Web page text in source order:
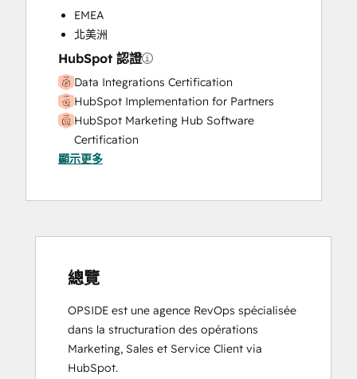
Sales Enablement
Search Engine Optimization
Social Media
EMEA
北美洲
HubSpot 認證
Data Integrations Certification
HubSpot Implementation for Partners
HubSpot Marketing Hub Software
Certification
HubSpot Sales Hub Software
HubSpot Solutions Partner
Revenue Operations
Service Hub Software
顯示更多
總覽
OPSIDE est une agence RevOps spécialisée
dans la structuration des opérations
Marketing, Sales et Service Client via
HubSpot.